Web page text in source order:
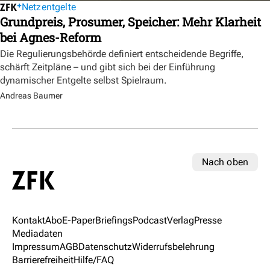
Netzentgelte
Grundpreis, Prosumer, Speicher: Mehr Klarheit
bei Agnes-Reform
Die Regulierungsbehörde definiert entscheidende Begriffe,
schärft Zeitpläne – und gibt sich bei der Einführung
dynamischer Entgelte selbst Spielraum.
Andreas Baumer
Nach oben
KontaktAboE-PaperBriefingsPodcastVerlagPresse
Mediadaten
ImpressumAGBDatenschutzWiderrufsbelehrung
BarrierefreiheitHilfe/FAQ